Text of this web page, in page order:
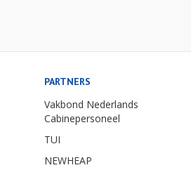
PARTNERS
Vakbond Nederlands
Cabinepersoneel
TUI
NEWHEAP